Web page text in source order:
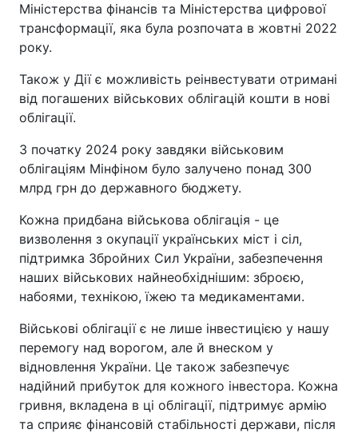
Міністерства фінансів та Міністерства цифрової
трансформації, яка була розпочата в жовтні 2022
року.
Також у Дії є можливість реінвестувати отримані
від погашених військових облігацій кошти в нові
облігації.
З початку 2024 року завдяки військовим
облігаціям Мінфіном було залучено понад 300
млрд грн до державного бюджету.
Кожна придбана військова облігація - це
визволення з окупації українських міст і сіл,
підтримка Збройних Сил України, забезпечення
наших військових найнеобхіднішим: зброєю,
набоями, технікою, їжею та медикаментами.
Військові облігації є не лише інвестицією у нашу
перемогу над ворогом, але й внеском у
відновлення України. Це також забезпечує
надійний прибуток для кожного інвестора. Кожна
гривня, вкладена в ці облігації, підтримує армію
та сприяє фінансовій стабільності держави, після